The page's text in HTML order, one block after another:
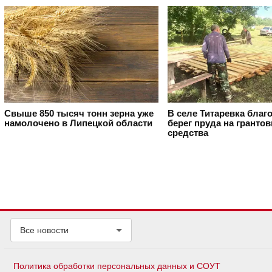
Свыше 850 тысяч тонн зерна уже
намолочено в Липецкой области
В селе Титаревка
берег пруда на
средства
Все новости
Политика обработки персональных данных и СОУТ